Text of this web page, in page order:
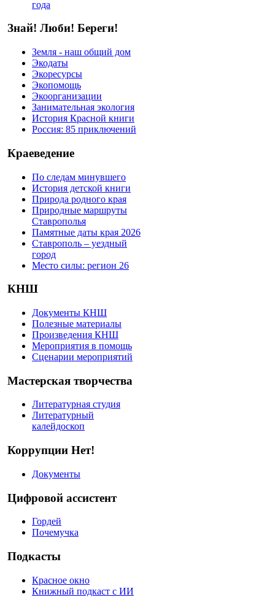
года
Знай! Люби! Береги!
Земля - наш общий дом
Экодаты
Экоресурсы
Экопомощь
Экоорганизации
Занимательная экология
История Красной книги
Россия: 85 приключений
Краеведение
По следам минувшего
История детской книги
Природа родного края
Природные маршруты
Ставрополья
Памятные даты края 2026
Ставрополь – уездный
город
Место силы: регион 26
КНШ
Документы КНШ
Полезные материалы
Произведения КНШ
Мероприятия в помощь
Сценарии мероприятий
Мастерская творчества
Литературная студия
Литературный
калейдоскоп
Коррупции Нет!
Документы
Цифровой ассистент
Гордей
Почемучка
Подкасты
Красное окно
Книжный подкаст с ИИ